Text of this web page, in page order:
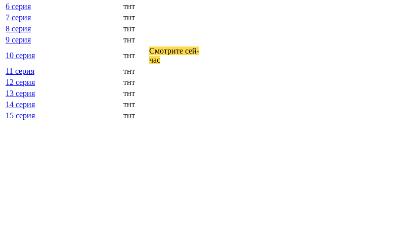
6 серия
тнт
7 серия
тнт
8 серия
тнт
9 серия
тнт
10 серия
тнт
Смот­ри­те сей­
час
11 серия
тнт
12 серия
тнт
13 серия
тнт
14 серия
тнт
15 серия
тнт